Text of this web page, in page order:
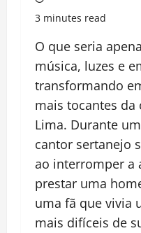
3 minutes read
O que seria
música, luzes e
transformando
mais tocantes da
Lima. Durante
cantor sertanejo
ao interromper a
prestar uma
uma fã que vivia
mais difíceis de